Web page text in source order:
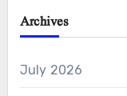
Archives
July 2026